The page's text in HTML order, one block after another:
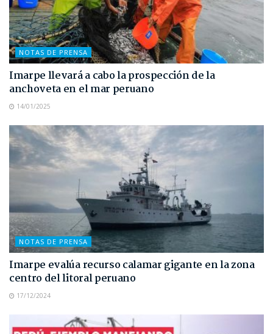
NOTAS DE PRENSA
Imarpe llevará a cabo la prospección de la
anchoveta en el mar peruano
14/01/2025
NOTAS DE PRENSA
Imarpe evalúa recurso calamar gigante en la zona
centro del litoral peruano
17/12/2024